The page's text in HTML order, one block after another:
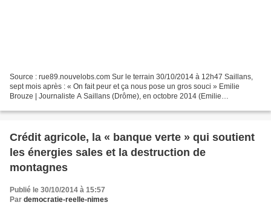
Source : rue89.nouvelobs.com Sur le terrain 30/10/2014 à 12h47 Saillans,
sept mois après : « On fait peur et ça nous pose un gros souci » Emilie
Brouze | Journaliste A Saillans (Drôme), en octobre 2014 (Emilie
Crédit agricole, la « banque verte » qui soutient
les énergies sales et la destruction de
montagnes
Publié le 30/10/2014 à 15:57
Par democratie-reelle-nimes